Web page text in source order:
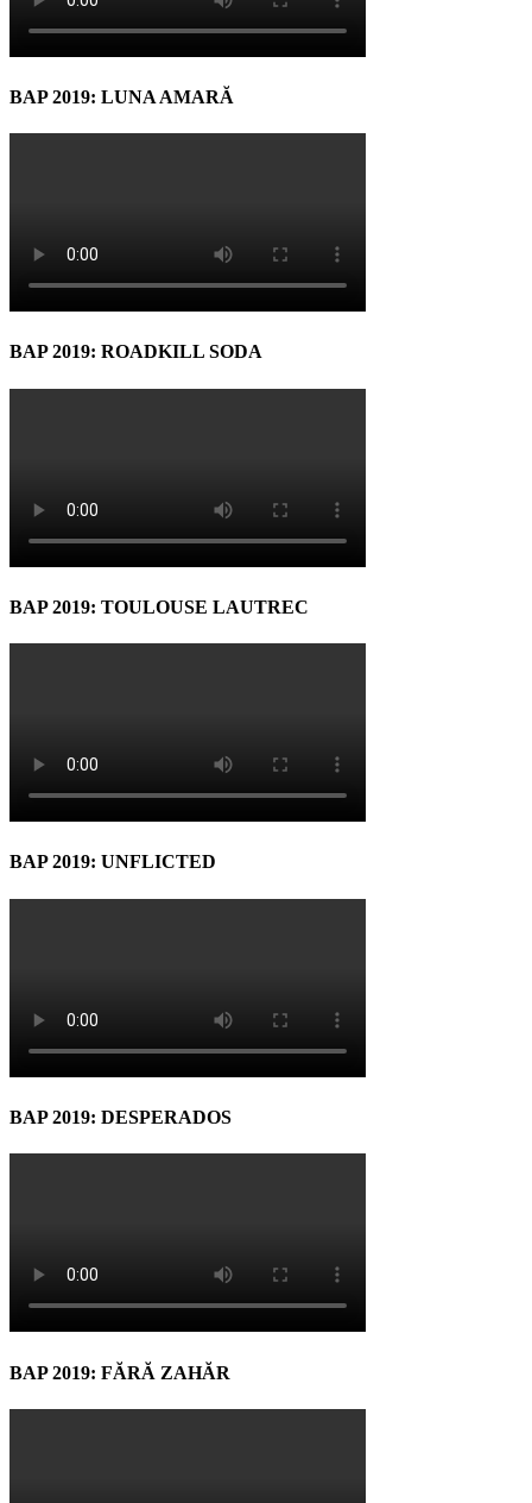
BAP 2019: LUNA AMARĂ
BAP 2019: ROADKILL SODA
BAP 2019: TOULOUSE LAUTREC
BAP 2019: UNFLICTED
BAP 2019: DESPERADOS
BAP 2019: FĂRĂ ZAHĂR